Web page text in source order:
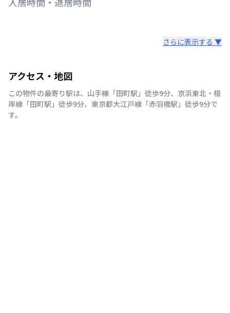
さらに表示する ▼
アクセス・地図
この物件の最寄り駅は、 山手線 「田町駅 」 徒歩9分、 京浜東北・根
岸線 「田町駅 」 徒歩9分、 東京都大江戸線 「赤羽橋駅 」 徒歩9分で
す。